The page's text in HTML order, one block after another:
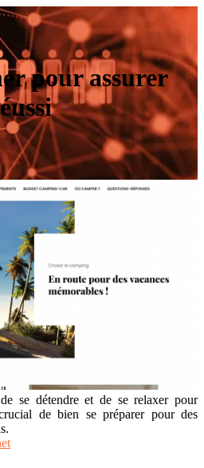
pour assurer
se détendre et de se relaxer pour
de bien se préparer pour des